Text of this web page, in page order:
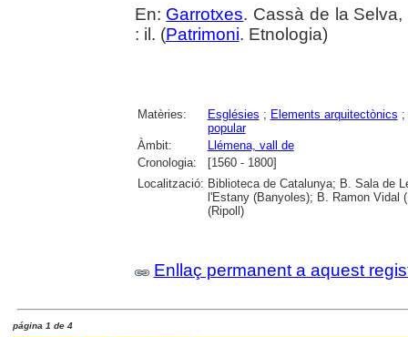
En: Garrotxes. Cassà de la
: il. (Patrimoni. Etnologia)
Matèries: Esglésies ; Elements arquitectònics ;
popular
Àmbit:
Llémena, vall de
Cronologia:
[1560 - 1800]
Localització: Biblioteca de Catalunya; B. Sala de
l'Estany (Banyoles); B. Ramon Vidal
(Ripoll)
Enllaç permanent a aquest
página 1 de 4